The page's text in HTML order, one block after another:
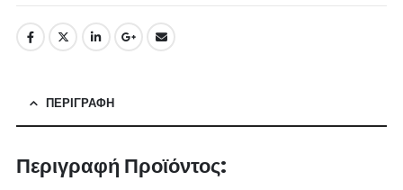
ΠΕΡΙΓΡΑΦΉ
Περιγραφή Προϊόντος: